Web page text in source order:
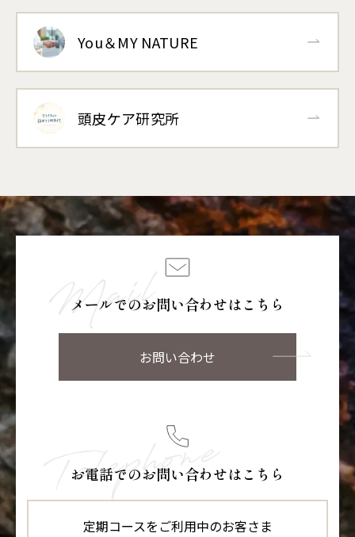
You＆MY NATURE
頭皮ケア研究所
メールでのお問い合わせはこちら
お問い合わせ
お電話でのお問い合わせはこちら
定期コースをご利用中のお客さま